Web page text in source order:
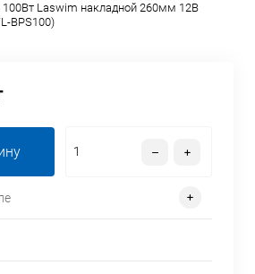
100Вт Laswim накладной 260мм 12В
BPS100)